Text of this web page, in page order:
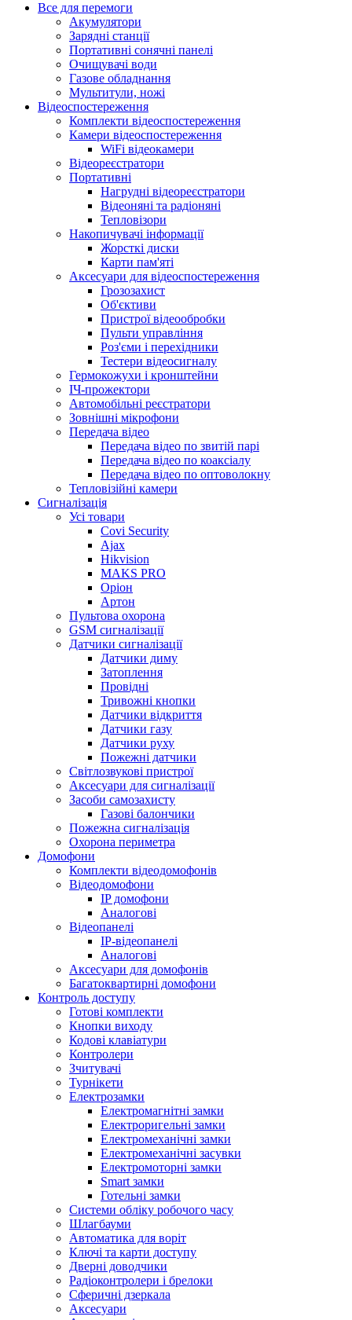
Все для перемоги
Акумулятори
Зарядні станції
Портативні сонячні панелі
Очищувачі води
Газове обладнання
Мультитули, ножі
Відеоспостереження
Комплекти відеоспостереження
Камери відеоспостереження
WiFi відеокамери
Відеореєстратори
Портативні
Нагрудні відеореєстратори
Відеоняні та радіоняні
Тепловізори
Накопичувачі інформації
Жорсткі диски
Карти пам'яті
Аксесуари для відеоспостереження
Грозозахист
Об'єктиви
Пристрої відеообробки
Пульти управління
Роз'єми і перехідники
Тестери відеосигналу
Гермокожухи і кронштейни
ІЧ-прожектори
Автомобільні реєстратори
Зовнішні мікрофони
Передача відео
Передача відео по звитій парі
Передача відео по коаксіалу
Передача відео по оптоволокну
Тепловізійні камери
Cигналізація
Усі товари
Covi Security
Ajax
Hikvision
MAKS PRO
Оріон
Артон
Пультова охорона
GSM сигналізації
Датчики сигналізації
Датчики диму
Затоплення
Провідні
Тривожні кнопки
Датчики відкриття
Датчики газу
Датчики руху
Пожежні датчики
Світлозвукові пристрої
Аксесуари для сигналізації
Засоби самозахисту
Газові балончики
Пожежна сигналізація
Охорона периметра
Домофони
Комплекти відеодомофонів
Відеодомофони
IP домофони
Аналогові
Відеопанелі
IP-відеопанелі
Аналогові
Аксесуари для домофонів
Багатоквартирні домофони
Контроль доступу
Готові комплекти
Кнопки виходу
Кодові клавіатури
Контролери
Зчитувачі
Турнікети
Електрозамки
Електромагнітні замки
Електроригельні замки
Електромеханічні замки
Електромеханічні засувки
Електромоторні замки
Smart замки
Готельні замки
Системи обліку робочого часу
Шлагбауми
Автоматика для воріт
Ключі та карти доступу
Дверні доводчики
Радіоконтролери і брелоки
Сферичні дзеркала
Аксесуари